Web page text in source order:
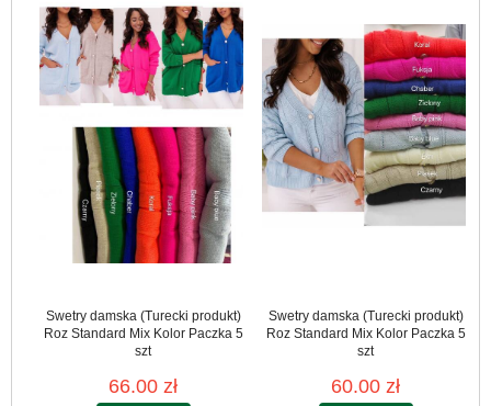
Swetry damska (Turecki produkt)
Roz Standard Mix Kolor Paczka 5
szt
66.00 zł
Swetry damska (Turecki produkt)
Roz Standard Mix Kolor Paczka 5
szt
60.00 zł